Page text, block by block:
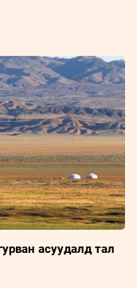
асуудалд тал